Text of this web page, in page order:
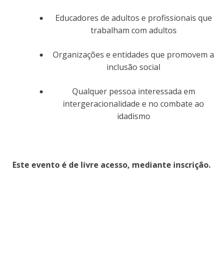
Educadores de adultos e profissionais que
trabalham com adultos
Organizações e entidades que promovem a
inclusão social
Qualquer pessoa interessada em
intergeracionalidade e no combate ao
idadismo
Este evento é de livre acesso, mediante inscrição.